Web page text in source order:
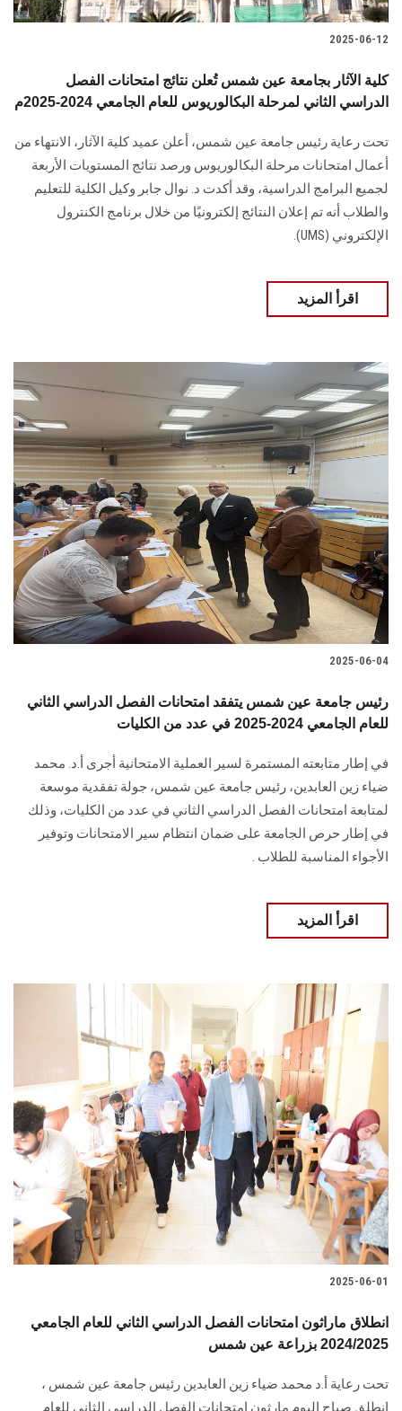
2025-06-12
كلية الآثار بجامعة عين شمس تُعلن نتائج امتحانات الفصل
الدراسي الثاني لمرحلة البكالوريوس للعام الجامعي 2024-2025م
تحت رعاية رئيس جامعة عين شمس، أعلن عميد كلية الآثار، الانتهاء من
أعمال امتحانات مرحلة البكالوريوس ورصد نتائج المستويات الأربعة
لجميع البرامج الدراسية، وقد أكدت د. نوال جابر وكيل الكلية للتعليم
والطلاب أنه تم إعلان النتائج إلكترونيًا من خلال برنامج الكنترول
الإلكتروني (UMS).
اقرأ المزيد
2025-06-04
رئيس جامعة عين شمس يتفقد امتحانات الفصل الدراسي الثاني
للعام الجامعي 2024-2025 في عدد من الكليات
في إطار متابعته المستمرة لسير العملية الامتحانية أجرى أ.د. محمد
ضياء زين العابدين، رئيس جامعة عين شمس، جولة تفقدية موسعة
لمتابعة امتحانات الفصل الدراسي الثاني في عدد من الكليات، وذلك
في إطار حرص الجامعة على ضمان انتظام سير الامتحانات وتوفير
الأجواء المناسبة للطلاب .
اقرأ المزيد
2025-06-01
انطلاق ماراثون امتحانات الفصل الدراسي الثاني للعام الجامعي
2024/2025 بزراعة عين شمس
تحت رعاية أ.د محمد ضياء زين العابدين رئيس جامعة عين شمس ،
انطلق صباح اليوم مارثون امتحانات الفصل الدراسي الثاني للعام